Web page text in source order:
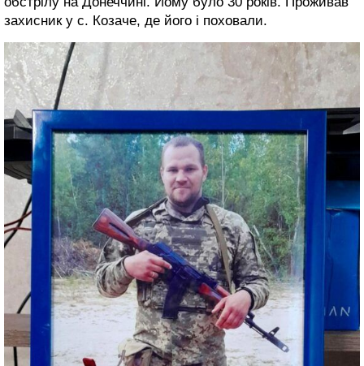
захисник у с. Козаче, де його і поховали.